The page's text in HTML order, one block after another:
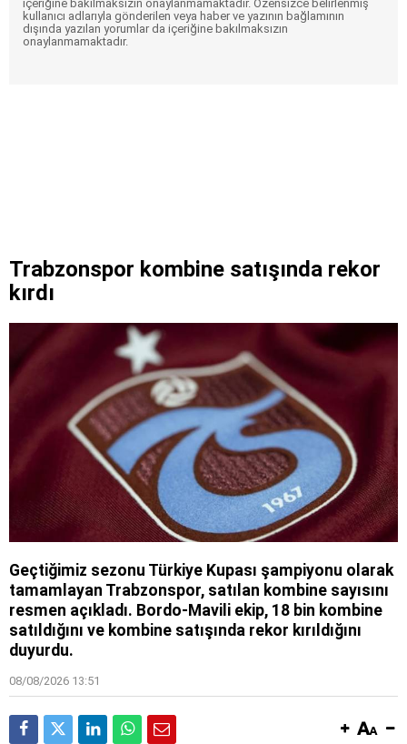
içeriğine bakılmaksızın onaylanmamaktadır. Özensizce belirlenmiş
kullanıcı adlarıyla gönderilen veya haber ve yazının bağlamının
dışında yazılan yorumlar da içeriğine bakılmaksızın
onaylanmamaktadır.
Trabzonspor kombine satışında rekor
kırdı
Geçtiğimiz sezonu Türkiye Kupası şampiyonu olarak
tamamlayan Trabzonspor, satılan kombine sayısını
resmen açıkladı. Bordo-Mavili ekip, 18 bin kombine
satıldığını ve kombine satışında rekor kırıldığını
duyurdu.
08/08/2026 13:51